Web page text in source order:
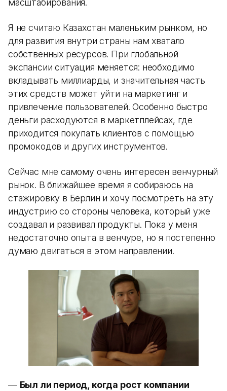
масштабирования.
Я не считаю Казахстан маленьким рынком, но
для развития внутри страны нам хватало
собственных ресурсов. При глобальной
экспансии ситуация меняется: необходимо
вкладывать миллиарды, и значительная часть
этих средств может уйти на маркетинг и
привлечение пользователей. Особенно быстро
деньги расходуются в маркетплейсах, где
приходится покупать клиентов с помощью
промокодов и других инструментов.
Сейчас мне самому очень интересен венчурный
рынок. В ближайшее время я собираюсь на
стажировку в Берлин и хочу посмотреть на эту
индустрию со стороны человека, который уже
создавал и развивал продукты. Пока у меня
недостаточно опыта в венчуре, но я постепенно
думаю двигаться в этом направлении.
— Был ли период, когда рост компании